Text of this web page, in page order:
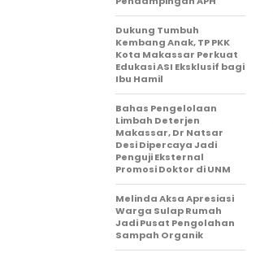
Dukung Tumbuh
Kembang Anak, TP PKK
Kota Makassar Perkuat
Edukasi ASI Eksklusif bagi
Ibu Hamil
Bahas Pengelolaan
Limbah Deterjen
Makassar, Dr Natsar
Desi Dipercaya Jadi
Penguji Eksternal
Promosi Doktor di UNM
Melinda Aksa Apresiasi
Warga Sulap Rumah
Jadi Pusat Pengolahan
Sampah Organik